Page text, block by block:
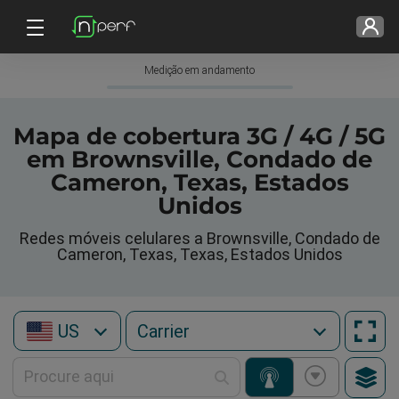
Medição em andamento
Mapa de cobertura 3G / 4G / 5G
em Brownsville, Condado de
Cameron, Texas, Estados
Unidos
Redes móveis celulares a Brownsville, Condado de
Cameron, Texas, Texas, Estados Unidos
US